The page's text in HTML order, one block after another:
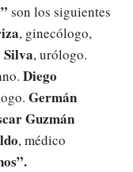
son los siguientes
, ginecólogo,
, urólogo.
Diego
Germán
Guzmán
, médico